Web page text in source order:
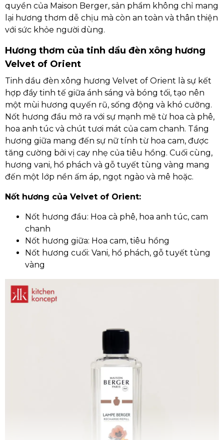
quyền của Maison Berger, sản phẩm không chỉ mang
lại hương thơm dễ chịu mà còn an toàn và thân thiện
với sức khỏe người dùng.
Hương thơm của tinh dầu đèn xông hương
Velvet of Orient
Tinh dầu đèn xông hương Velvet of Orient là sự kết
hợp đầy tinh tế giữa ánh sáng và bóng tối, tạo nên
một mùi hương quyến rũ, sống động và khó cưỡng.
Nốt hương đầu mở ra với sự mạnh mẽ từ hoa cà phê,
hoa anh túc và chút tươi mát của cam chanh. Tầng
hương giữa mang đến sự nữ tính từ hoa cam, được
tăng cường bởi vị cay nhẹ của tiêu hồng. Cuối cùng,
hương vani, hổ phách và gỗ tuyết tùng vàng mang
đến một lớp nền ấm áp, ngọt ngào và mê hoặc.
Nốt hương của Velvet of Orient:
Nốt hương đầu: Hoa cà phê, hoa anh túc, cam
chanh
Nốt hương giữa: Hoa cam, tiêu hồng
Nốt hương cuối: Vani, hổ phách, gỗ tuyết tùng
vàng